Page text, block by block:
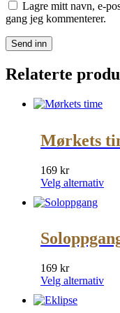
Lagre mitt navn, e-
gang jeg kommenterer.
Relaterte
Mørkets
169 kr
Velg alternativ
på
169 kr
Velg alternativ